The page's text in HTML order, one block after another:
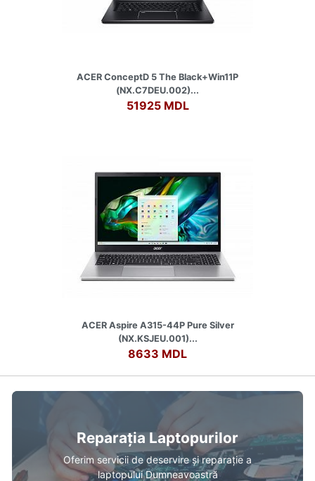
ACER ConceptD 5 The Black+Win11P
(NX.C7DEU.002)...
51925 MDL
ACER Aspire A315-44P Pure Silver
(NX.KSJEU.001)...
8633 MDL
Reparația Laptopurilor
Oferim servicii de deservire și reparație a
laptopului Dumneavoastră